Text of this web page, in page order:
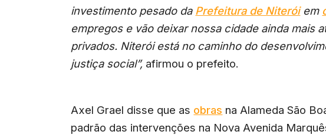
investimento pesado da Prefeitura de Niteróiem
empregos e vão deixar nossa cidade ainda mais
privados. Niterói está no caminho do
justiça social”, afirmou o prefeito.
Axel Grael disse que as obras na Alameda São
padrão das intervenções na Nova Avenida